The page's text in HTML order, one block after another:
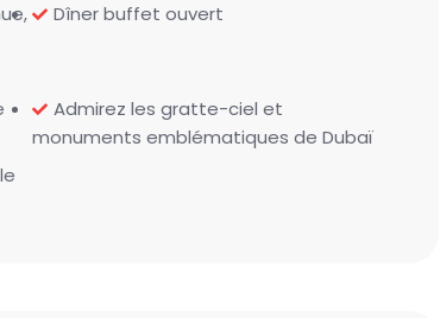
Dîner buffet ouvert
Admirez les gratte-ciel et
monuments emblématiques de Dubaï